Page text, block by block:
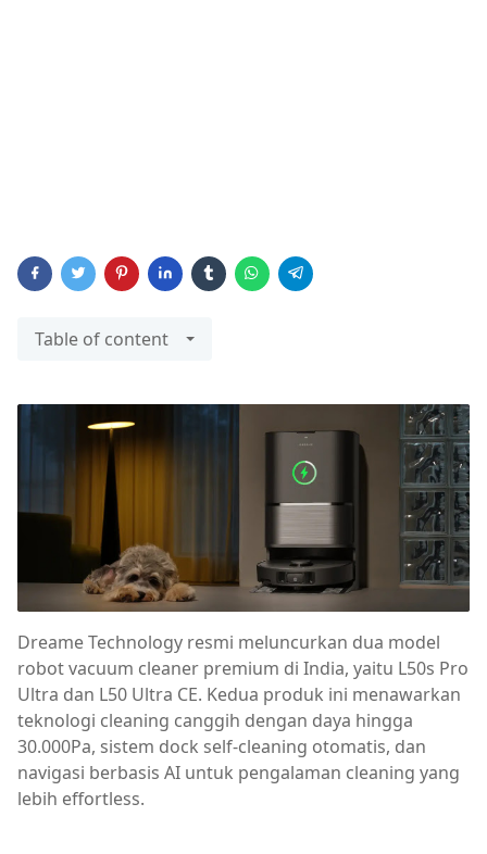
Table of content
Dreame Technology resmi meluncurkan dua model
robot vacuum cleaner premium di India, yaitu L50s Pro
Ultra dan L50 Ultra CE. Kedua produk ini menawarkan
teknologi cleaning canggih dengan daya hingga
30.000Pa, sistem dock self-cleaning otomatis, dan
navigasi berbasis AI untuk pengalaman cleaning yang
lebih effortless.